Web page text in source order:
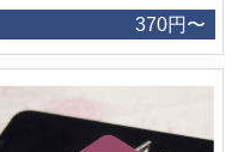
370円〜